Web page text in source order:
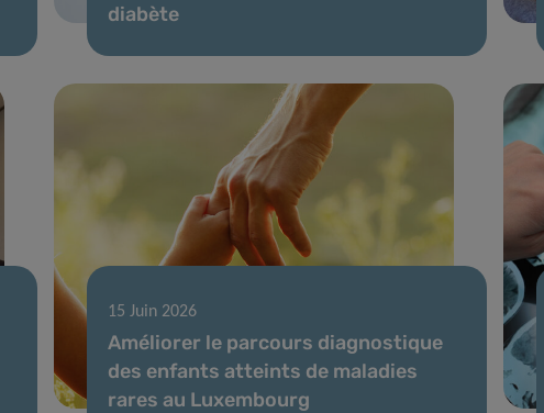
diabète
15 Juin 2026
Améliorer le parcours diagnostique
des enfants atteints de maladies
rares au Luxembourg